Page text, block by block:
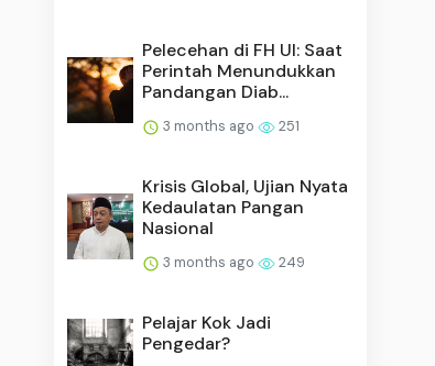
Pelecehan di FH UI: Saat
Perintah Menundukkan
Pandangan Diab...
3 months ago 251
Krisis Global, Ujian Nyata
Kedaulatan Pangan
Nasional
3 months ago 249
Pelajar Kok Jadi
Pengedar?